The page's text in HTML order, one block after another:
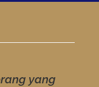
yang